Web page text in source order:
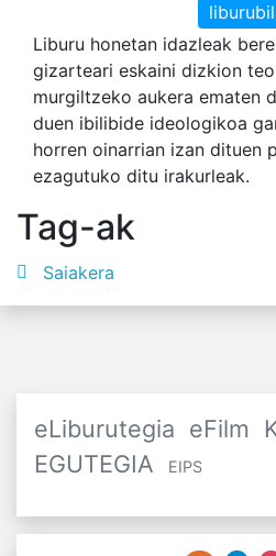
Liburu honetan idazleak
gizarteari eskaini dizkion
murgiltzeko aukera ematen
duen ibilibide ideologikoa
horren oinarrian izan dituen
ezagutuko ditu irakurleak.
Tag-ak
Saiakera
eLiburutegia eFilm
EGUTEGIA
EIPS